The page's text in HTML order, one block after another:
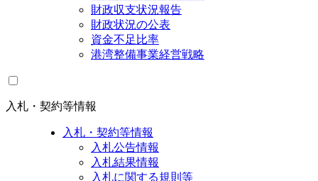
財政収支状況報告
財政状況の公表
資金不足比率
港湾整備事業経営戦略
入札・契約等情報
入札・契約等情報
入札公告情報
入札結果情報
入札に関する規則等